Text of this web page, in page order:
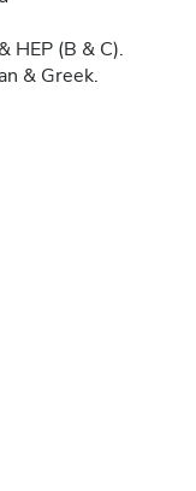
HEP (B & C).
& Greek.